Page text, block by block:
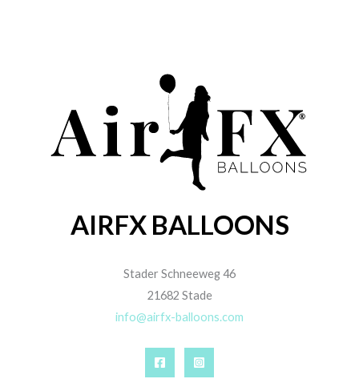
AIRFX BALLOONS
Stader Schneeweg 46
21682 Stade
info@airfx-balloons.com